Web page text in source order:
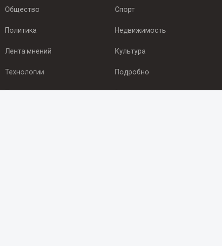
Общество
Политика
Лента мнений
Технологии
Происшествия
Спорт
Недвижимость
Культура
Подробно
Здоровье